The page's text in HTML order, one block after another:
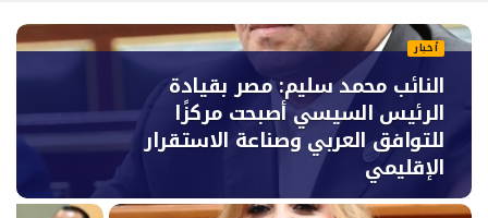
أخبار
النائب محمد سليم: مصر بقيادة
الرئيس السيسي أصبحت مركزًا
للتوافق العربي وصناعة الاستقرار
الإقليمي